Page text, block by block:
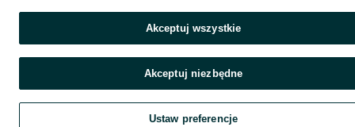
Akceptuj wszystkie
Akceptuj niezbędne
Ustaw preferencje